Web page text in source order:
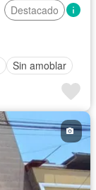
Destacado
Sin amoblar